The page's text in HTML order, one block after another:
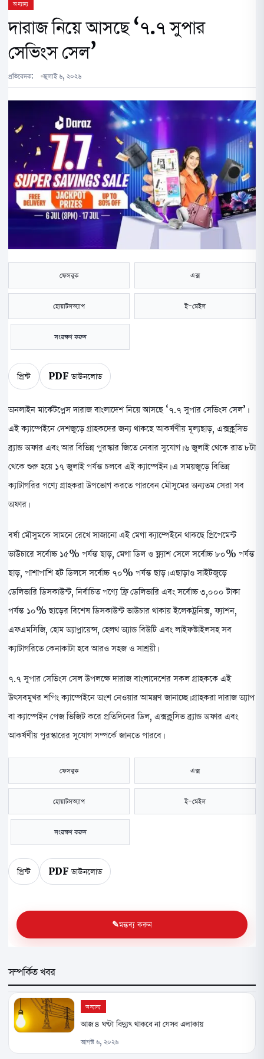
অন্যান্য
দারাজ নিয়ে আসছে ‘৭.৭ সুপার
সেভিংস সেল’
প্রতিবেদক: জুলাই ৬, ২০২৬
ফেসবুক এক্স
হোয়াটসঅ্যাপ ই-মেইল
সংরক্ষণ করুন
প্রিন্ট PDF ডাউনলোড
অনলাইন মার্কেটপ্লেস দারাজ বাংলাদেশ নিয়ে আসছে ‘৭.৭ সুপার সেভিংস সেল’।
এই ক্যাম্পেইনে দেশজুড়ে গ্রাহকদের জন্য থাকছে আকর্ষণীয় মূল্যছাড়, এক্সক্লুসিভ
ব্র্যান্ড অফার এবং আর বিভিন্ন পুরস্কার জিতে নেবার সুযোগ। ৬ জুলাই থেকে রাত ৮টা
থেকে শুরু হয়ে ১৭ জুলাই পর্যন্ত চলবে এই ক্যাম্পেইন। এ সময়জুড়ে বিভিন্ন
ক্যাটাগরির পণ্যে গ্রাহকরা উপভোগ করতে পারবেন মৌসুমের অন্যতম সেরা সব
অফার।
বর্ষা মৌসুমকে সামনে রেখে সাজানো এই মেগা ক্যাম্পেইনে থাকছে প্রিপেমেন্ট
ভাউচারে সর্বোচ্চ ১৫% পর্যন্ত ছাড়, মেগা ডিল ও ফ্ল্যাশ সেলে সর্বোচ্চ ৮০% পর্যন্ত
ছাড়, পাশাপাশি হট ডিলসে সর্বোচ্চ ৭০% পর্যন্ত ছাড়। এছাড়াও সাইটজুড়ে
ডেলিভারি ডিসকাউন্ট, নির্বাচিত পণ্যে ফ্রি ডেলিভারি এবং সর্বোচ্চ ৩,০০০ টাকা
পর্যন্ত ১০% ছাড়ের বিশেষ ডিসকাউন্ট ভাউচার থাকায় ইলেকট্রনিক্স, ফ্যাশন,
এফএমসিজি, হোম অ্যাপ্লায়েন্স, হেলথ অ্যান্ড বিউটি এবং লাইফস্টাইলসহ সব
ক্যাটাগরিতে কেনাকাটা হবে আরও সহজ ও সাশ্রয়ী।
৭.৭ সুপার সেভিংস সেল উপলক্ষে দারাজ বাংলাদেশের সকল গ্রাহককে এই
উৎসবমুখর শপিং ক্যাম্পেইনে অংশ নেওয়ার আমন্ত্রণ জানাচ্ছে। গ্রাহকরা দারাজ অ্যাপ
বা ক্যাম্পেইন পেজ ভিজিট করে প্রতিদিনের ডিল, এক্সক্লুসিভ ব্র্যান্ড অফার এবং
আকর্ষণীয় পুরস্কারের সুযোগ সম্পর্কে জানতে পারবে।
ফেসবুক এক্স
হোয়াটসঅ্যাপ ই-মেইল
সংরক্ষণ করুন
প্রিন্ট PDF ডাউনলোড
মন্তব্য করুন
সম্পর্কিত খবর
অন্যান্য
আজ ৪ ঘণ্টা বিদ্যুৎ থাকবে না যেসব এলাকায়
আগস্ট ৬, ২০২৬